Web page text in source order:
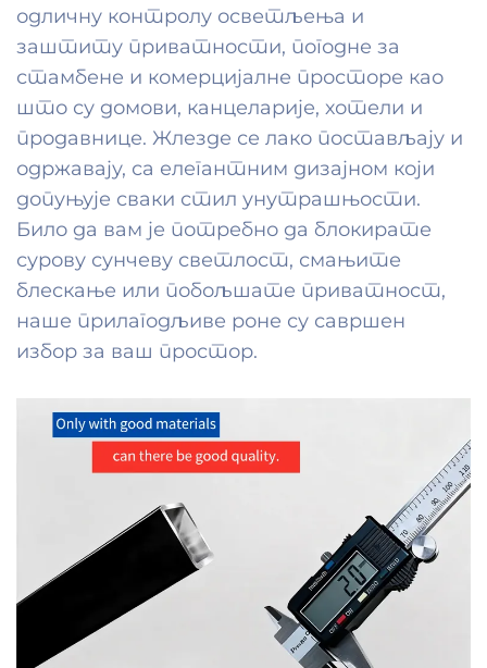
одличну контролу осветљења и
заштиту приватности, погодне за
стамбене и комерцијалне просторе као
што су домови, канцеларије, хотели и
продавнице. Жлезде се лако постављају и
одржавају, са елегантним дизајном који
допуњује сваки стил унутрашњости.
Било да вам је потребно да блокирате
сурову сунчеву светлост, смањите
блескање или побољшате приватност,
наше прилагодљиве роне су савршен
избор за ваш простор.